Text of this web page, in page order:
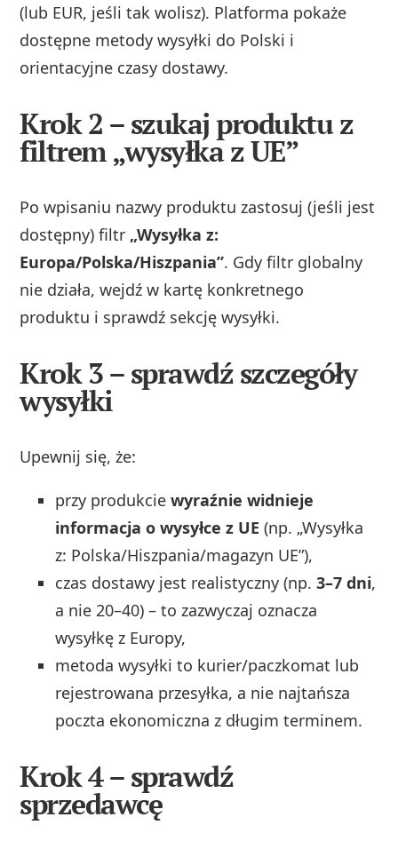
(lub EUR, jeśli tak wolisz). Platforma pokaże
dostępne metody wysyłki do Polski i
orientacyjne czasy dostawy.
Krok 2 – szukaj produktu z
filtrem „wysyłka z UE”
Po wpisaniu nazwy produktu zastosuj (jeśli jest
dostępny) filtr „Wysyłka z:
Europa/Polska/Hiszpania”. Gdy filtr globalny
nie działa, wejdź w kartę konkretnego
produktu i sprawdź sekcję wysyłki.
Krok 3 – sprawdź szczegóły
wysyłki
Upewnij się, że:
przy produkciewyraźnie widnieje
informacja o wysyłce z UE (np. „Wysyłka
z: Polska/Hiszpania/magazyn UE”),
czas dostawy jest realistyczny (np.3–7 dni,
a nie 20–40) – to zazwyczaj oznacza
wysyłkę z Europy,
metoda wysyłki to kurier/paczkomat lub
rejestrowana przesyłka, a nie najtańsza
poczta ekonomiczna z długim terminem.
Krok 4 – sprawdź
sprzedawcę